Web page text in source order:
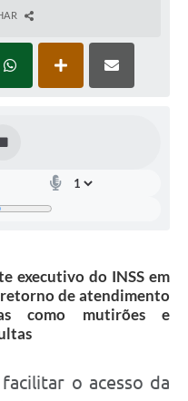
executivo do INSS em
de atendimento
como mutirões e
o acesso da